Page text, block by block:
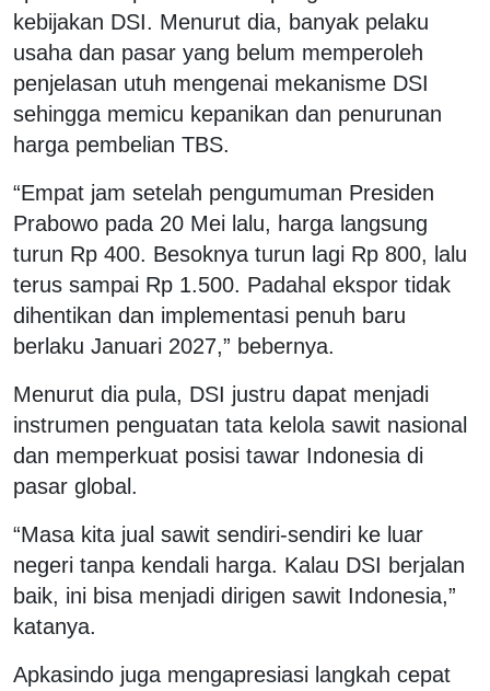
kebijakan DSI. Menurut dia, banyak pelaku
usaha dan pasar yang belum memperoleh
penjelasan utuh mengenai mekanisme DSI
sehingga memicu kepanikan dan penurunan
harga pembelian TBS.
“Empat jam setelah pengumuman Presiden
Prabowo pada 20 Mei lalu, harga langsung
turun Rp 400. Besoknya turun lagi Rp 800, lalu
terus sampai Rp 1.500. Padahal ekspor tidak
dihentikan dan implementasi penuh baru
berlaku Januari 2027,” bebernya.
Menurut dia pula, DSI justru dapat menjadi
instrumen penguatan tata kelola sawit nasional
dan memperkuat posisi tawar Indonesia di
pasar global.
“Masa kita jual sawit sendiri-sendiri ke luar
negeri tanpa kendali harga. Kalau DSI berjalan
baik, ini bisa menjadi dirigen sawit Indonesia,”
katanya.
Apkasindo juga mengapresiasi langkah cepat